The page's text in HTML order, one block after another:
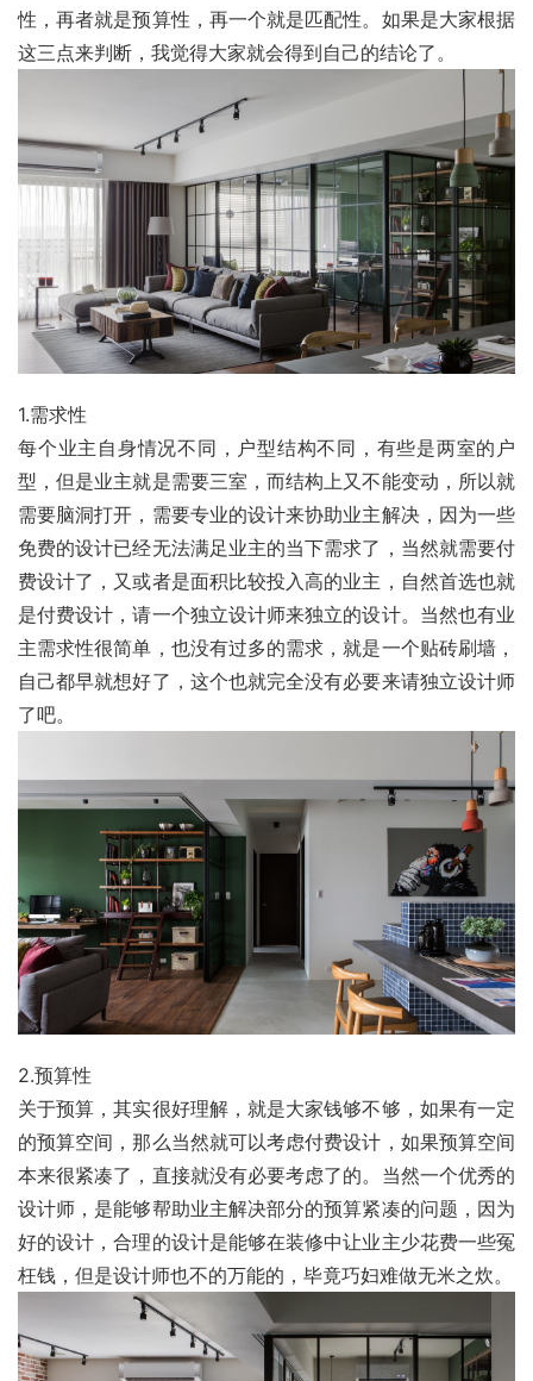
性，再者就是预算性，再一个就是匹配性。如果是大家根据
这三点来判断，我觉得大家就会得到自己的结论了。
1.需求性
每个业主自身情况不同，户型结构不同，有些是两室的户
型，但是业主就是需要三室，而结构上又不能变动，所以就
需要脑洞打开，需要专业的设计来协助业主解决，因为一些
免费的设计已经无法满足业主的当下需求了，当然就需要付
费设计了，又或者是面积比较投入高的业主，自然首选也就
是付费设计，请一个独立设计师来独立的设计。当然也有业
主需求性很简单，也没有过多的需求，就是一个贴砖刷墙，
自己都早就想好了，这个也就完全没有必要来请独立设计师
了吧。
2.预算性
关于预算，其实很好理解，就是大家钱够不够，如果有一定
的预算空间，那么当然就可以考虑付费设计，如果预算空间
本来很紧凑了，直接就没有必要考虑了的。当然一个优秀的
设计师，是能够帮助业主解决部分的预算紧凑的问题，因为
好的设计，合理的设计是能够在装修中让业主少花费一些冤
枉钱，但是设计师也不的万能的，毕竟巧妇难做无米之炊。